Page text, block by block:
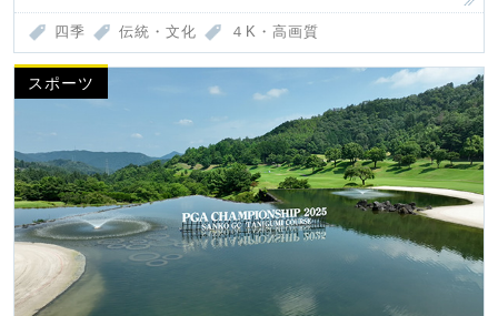
四季 伝統・文化 ４K・高画質
スポーツ